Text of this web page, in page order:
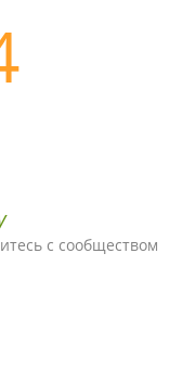
с сообществом